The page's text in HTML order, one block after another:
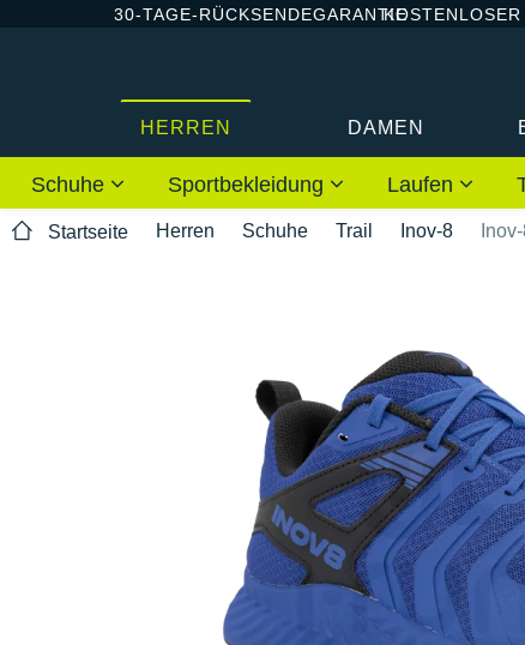
30-TAGE-RÜCKSENDEGARANTIE
HERREN DAMEN
Schuhe Sportbekleidung Laufen
Startseite Herren Schuhe Trail Inov-8